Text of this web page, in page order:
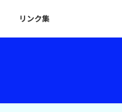
リンク集